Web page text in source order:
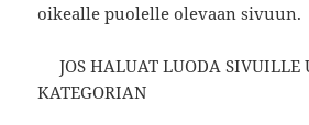
oikealle puolelle olevaan sivuun.
JOS HALUAT LUODA SIVUILLE
KATEGORIAN